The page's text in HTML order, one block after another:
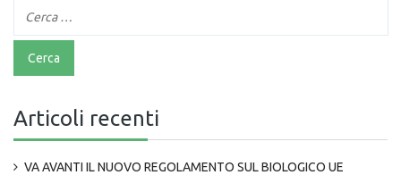
Articoli recenti
VA AVANTI IL NUOVO REGOLAMENTO SUL BIOLOGICO UE